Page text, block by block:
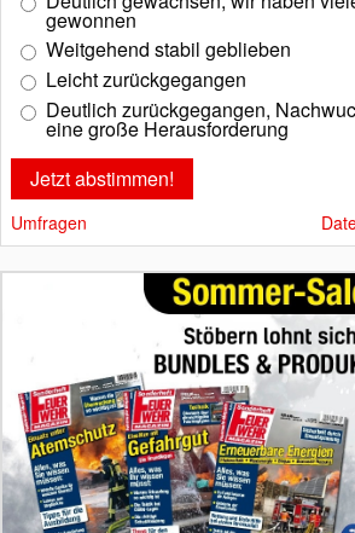
gewonnen
Weitgehend stabil geblieben
Leicht zurückgegangen
Deutlich zurückgegangen,
eine große Herausforderung
Umfragen